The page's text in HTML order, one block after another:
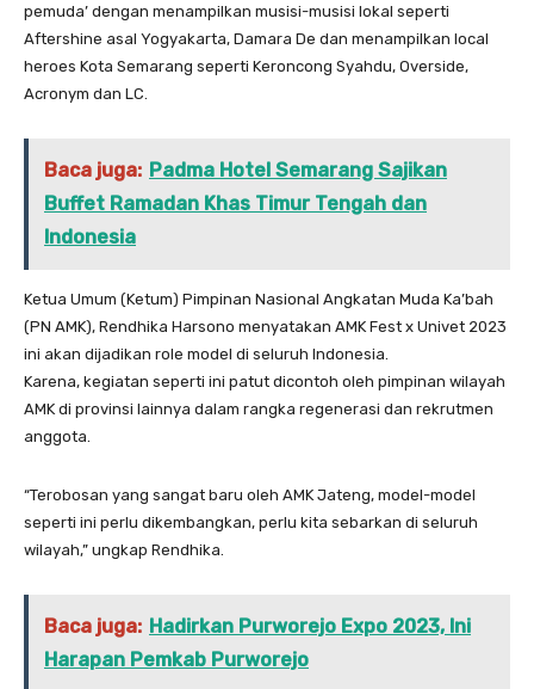
pemuda’ dengan menampilkan musisi-musisi lokal seperti
Aftershine asal Yogyakarta, Damara De dan menampilkan local
heroes Kota Semarang seperti Keroncong Syahdu, Overside,
Acronym dan LC.
Baca juga: Padma Hotel Semarang Sajikan
Buffet Ramadan Khas Timur Tengah dan
Indonesia
Ketua Umum (Ketum) Pimpinan Nasional Angkatan Muda Ka’bah
(PN AMK), Rendhika Harsono menyatakan AMK Fest x Univet 2023
ini akan dijadikan role model di seluruh Indonesia.
Karena, kegiatan seperti ini patut dicontoh oleh pimpinan wilayah
AMK di provinsi lainnya dalam rangka regenerasi dan rekrutmen
anggota.
“Terobosan yang sangat baru oleh AMK Jateng, model-model
seperti ini perlu dikembangkan, perlu kita sebarkan di seluruh
wilayah,” ungkap Rendhika.
Baca juga: Hadirkan Purworejo Expo 2023, Ini
Harapan Pemkab Purworejo